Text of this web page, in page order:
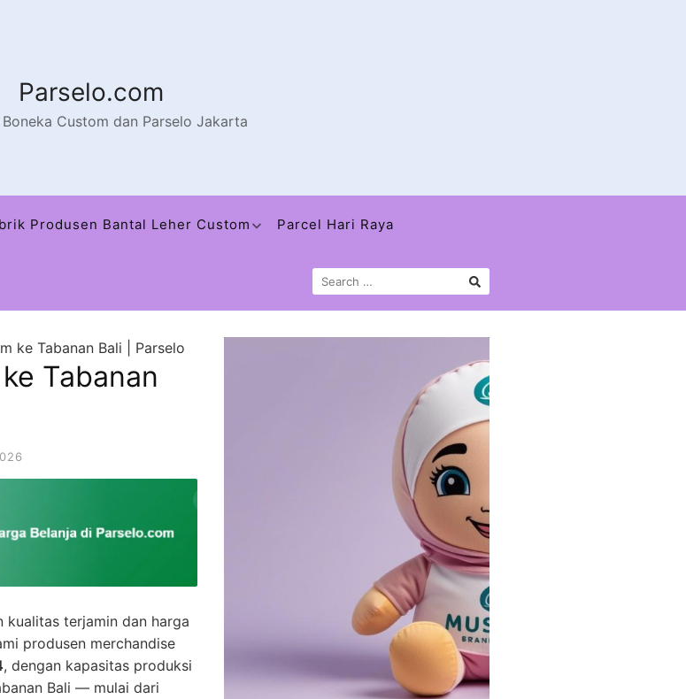
Parselo.com
Custom dan Parselo Jakarta
Produsen Bantal Leher Custom Parcel Hari Raya
ke Tabanan Bali | Parselo
Tabanan
kualitas terjamin dan harga
produsen merchandise
, dengan kapasitas produksi
Bali — mulai dari